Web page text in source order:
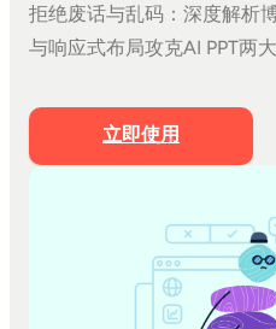
文档生成PPT
思维导图生成PPT
文字转PPT
工作汇报模板
拒绝废话与乱码：深度解析
与响应式布局攻克AI PPT两大
立即使用